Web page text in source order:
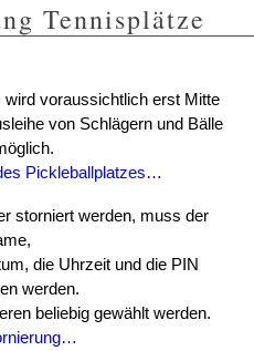
Tennisplätze
voraussichtlich erst Mitte
von Schlägern und Bälle
Pickleballplatzes…
storniert werden, muss der
die Uhrzeit und die PIN
werden.
beliebig gewählt werden.